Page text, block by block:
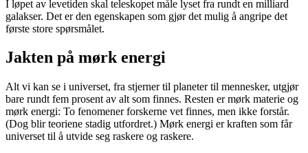
I løpet av levetiden skal teleskopet måle lyset fra rundt en milliard
galakser. Det er den egenskapen som gjør det mulig å angripe det
første store spørsmålet.
Jakten på mørk energi
Alt vi kan se i universet, fra stjerner til planeter til mennesker, utgjør
bare rundt fem prosent av alt som finnes. Resten er mørk materie og
mørk energi: To fenomener forskerne vet finnes, men ikke forstår.
(Dog blir teoriene stadig utfordret.) Mørk energi er kraften som får
universet til å utvide seg raskere og raskere.